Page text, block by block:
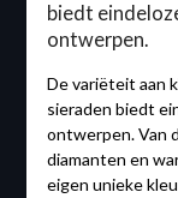
biedt
ontwerpen.
De variëteit aan
sieraden biedt
ontwerpen. Van
diamanten en
eigen unieke